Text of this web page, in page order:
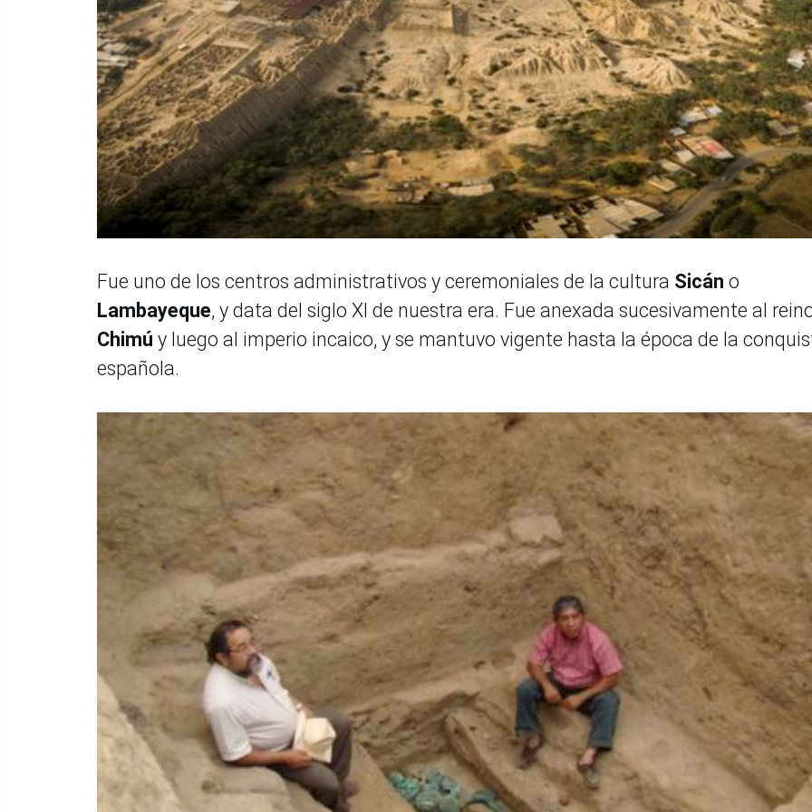
Fue uno de los centros administrativos y ceremoniales de la cultura Sicán o
Lambayeque, y data del siglo XI de nuestra era. Fue anexada sucesivamente al
Chimú y luego al imperio incaico, y se mantuvo vigente hasta la época de la
española.